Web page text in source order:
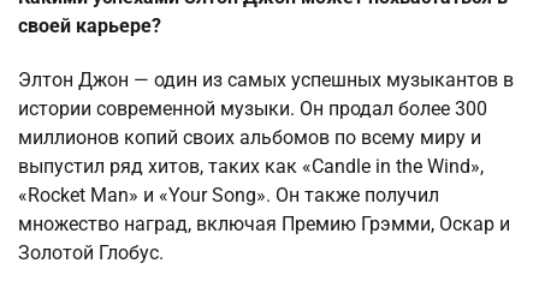
своей карьере?
Элтон Джон — один из самых успешных музыкантов в
истории современной музыки. Он продал более 300
миллионов копий своих альбомов по всему миру и
выпустил ряд хитов, таких как «Candle in the Wind»,
«Rocket Man» и «Your Song». Он также получил
множество наград, включая Премию Грэмми, Оскар и
Золотой Глобус.